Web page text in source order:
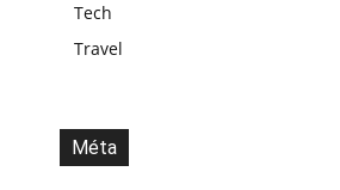
Tech
Travel
Méta